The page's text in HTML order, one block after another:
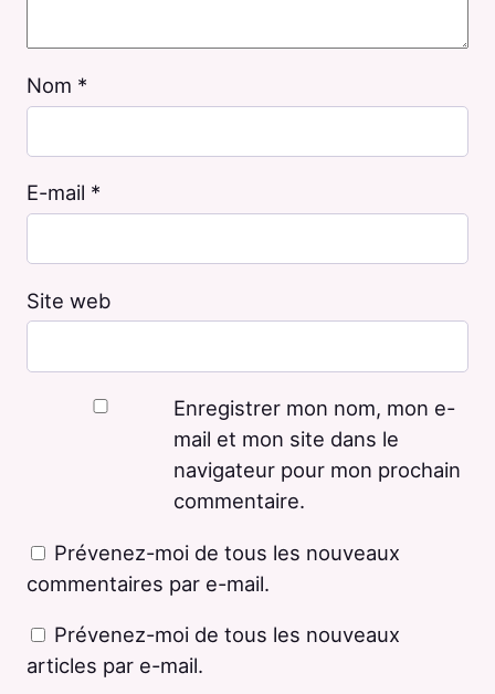
Nom *
E-mail *
Site web
Enregistrer mon nom, mon e-
mail et mon site dans le
navigateur pour mon prochain
commentaire.
Prévenez-moi de tous les nouveaux
commentaires par e-mail.
Prévenez-moi de tous les nouveaux
articles par e-mail.